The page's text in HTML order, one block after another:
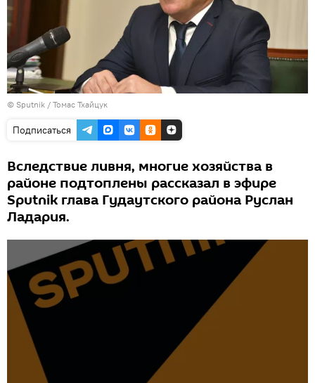
© Sputnik / Томас Тхайцук
Подписаться
Вследствие ливня, многие хозяйства в
районе подтоплены рассказал в эфире
Sputnik глава Гудаутского района Руслан
Ладария.